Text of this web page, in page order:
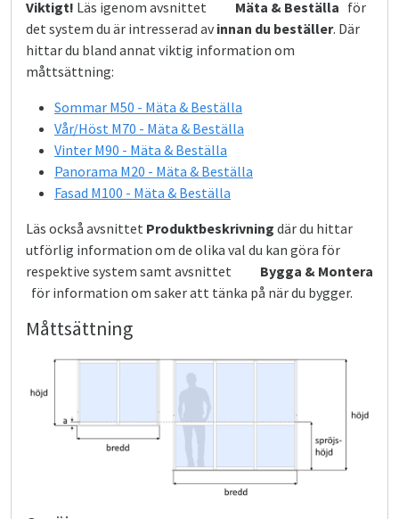
Viktigt! Läs igenom avsnittet Mäta & Beställa för
det system du är intresserad av innan du beställer. Där
hittar du bland annat viktig information om
måttsättning:
Sommar M50 - Mäta & Beställa
Vår/Höst M70 - Mäta & Beställa
Vinter M90 - Mäta & Beställa
Panorama M20 - Mäta & Beställa
Fasad M100 - Mäta & Beställa
Läs också avsnittet Produktbeskrivning där du hittar
utförlig information om de olika val du kan göra för
respektive system samt avsnittet
Bygga & Montera
för information om saker att tänka på när du bygger.
Måttsättning